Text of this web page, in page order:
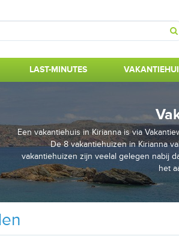
LAST-MINUTES
Een vakantiehuis in Kirianna is via
De 8 vakantiehuizen in Kirianna
vakantiehuizen zijn veelal gelegen nabij
het